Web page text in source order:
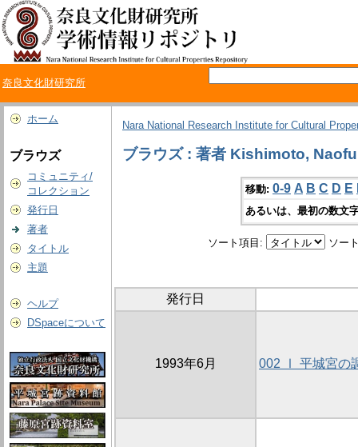
奈良文化財研究所
ホーム
ブラウズ
コミュニティ/
コレクション
発行日
著者
タイトル
主題
ヘルプ
DSpaceについて
Nara National Research Institute for Cultural
ブラウズ : 著者 Kishimoto,
移動: 0-9 A B C D E
あるいは、最初の数文
ソート項目: ソー
発行日
1993年6月 002 Ⅰ 平城宮の